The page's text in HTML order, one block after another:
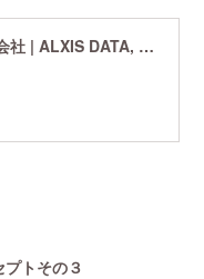
アルシスデータ株式会社 | ALXIS DATA, Inc. | 世界最先端の画像鮮鋭化技術研究開発企業
トその３